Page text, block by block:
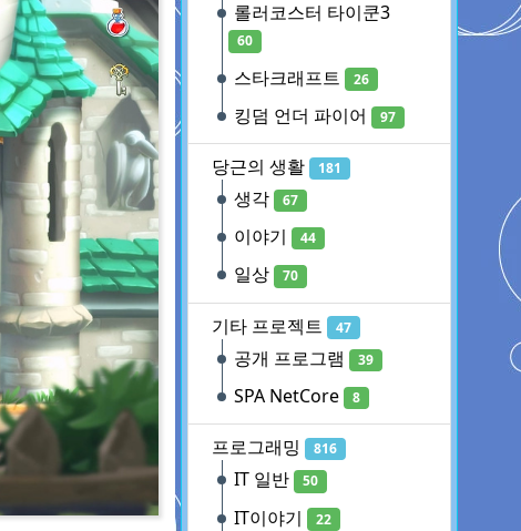
롤러코스터 타이쿤3
60
스타크래프트 26
킹덤 언더 파이어 97
당근의 생활 181
생각 67
이야기 44
일상 70
기타 프로젝트 47
공개 프로그램 39
SPA NetCore 8
프로그래밍 816
IT 일반 50
IT이야기 22